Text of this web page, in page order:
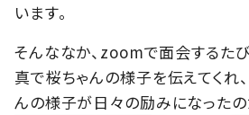
います。
そんななか、zoomで面会するた
真で桜ちゃんの様子を伝えてくれ
んの様子が日々の励みになったの